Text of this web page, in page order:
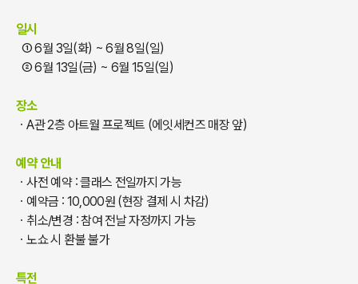
일시
① 6월 3일(화) ~ 6월 8일(일)
② 6월 13일(금) ~ 6월 15일(일)
장소
ㆍA관 2층 아트월 프로젝트 (에잇세컨즈 매장 앞)
예약 안내
ㆍ사전 예약 : 클래스 전일까지 가능
ㆍ예약금 : 10,000원 (현장 결제 시 차감)
ㆍ 취소/변경 : 참여 전날 자정까지 가능
ㆍ노쇼 시 환불 불가
특전